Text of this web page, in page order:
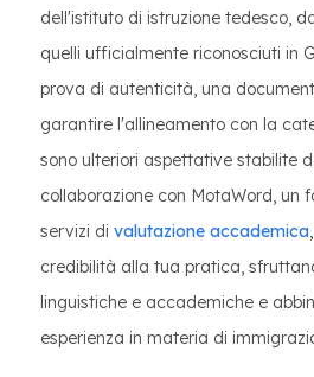
dell'istituto di istruzione tedesco,
quelli ufficialmente riconosciuti in
prova di autenticità, una
garantire l'allineamento con la
sono ulteriori aspettative stabilite
collaborazione con MotaWord, un
servizi di valutazione accademica
credibilità alla tua pratica,
linguistiche e accademiche e
esperienza in materia di